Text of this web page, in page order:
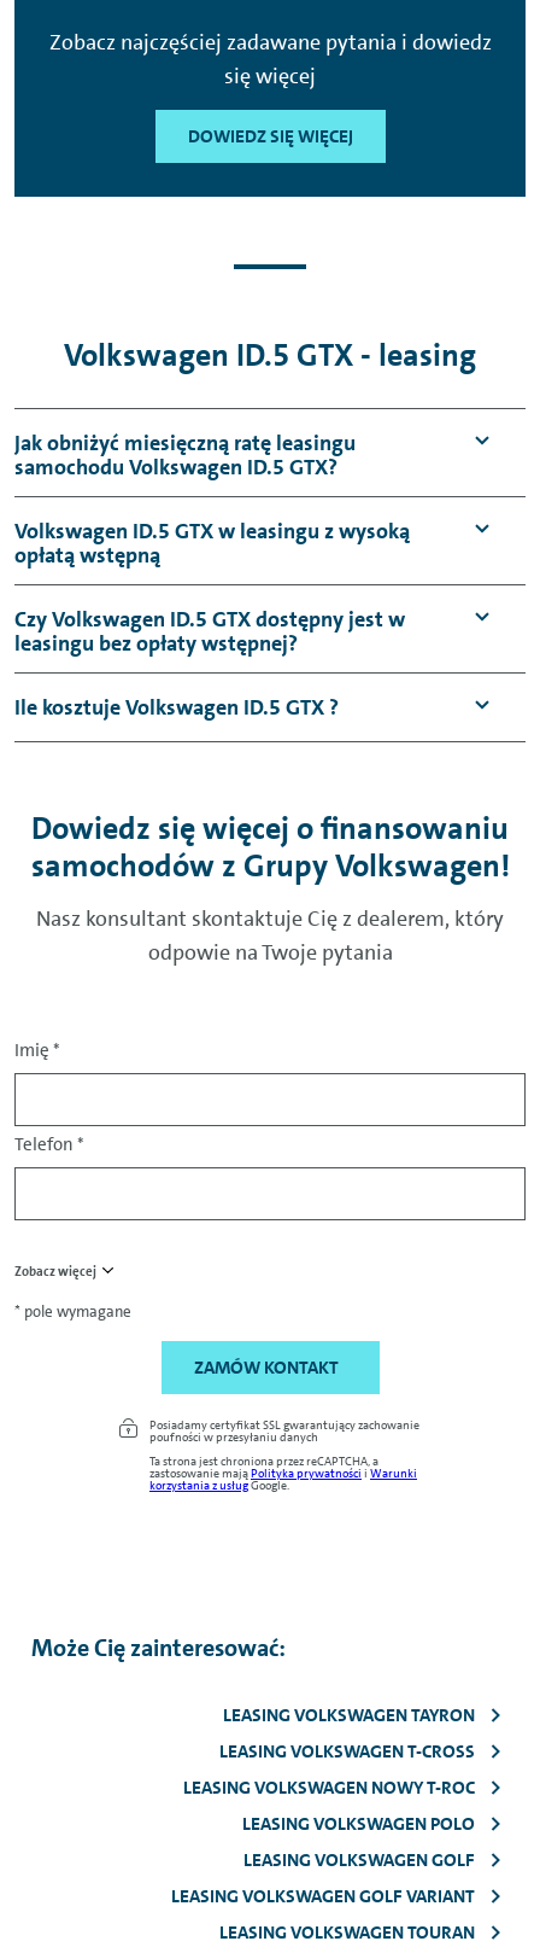
Zobacz najczęściej zadawane pytania i dowiedz
się więcej
DOWIEDZ SIĘ WIĘCEJ
Volkswagen ID.5 GTX - leasing
Jak obniżyć miesięczną ratę leasingu
samochodu Volkswagen ID.5 GTX?
Volkswagen ID.5 GTX w leasingu z wysoką
opłatą wstępną
Czy Volkswagen ID.5 GTX dostępny jest w
leasingu bez opłaty wstępnej?
Ile kosztuje Volkswagen ID.5 GTX ?
Dowiedz się więcej o finansowaniu
samochodów z Grupy Volkswagen!
Nasz konsultant skontaktuje Cię z dealerem, który
odpowie na Twoje pytania
Imię *
Telefon *
Zobacz więcej
* pole wymagane
ZAMÓW KONTAKT
Posiadamy certyfikat SSL gwarantujący zachowanie
poufności w przesyłaniu danych
Ta strona jest chroniona przez reCAPTCHA, a
zastosowanie mająPolityka prywatności i Warunki
korzystania z usługGoogle.
Może Cię zainteresować:
LEASING VOLKSWAGEN TAYRON
LEASING VOLKSWAGEN T-CROSS
LEASING VOLKSWAGEN NOWY T-ROC
LEASING VOLKSWAGEN POLO
LEASING VOLKSWAGEN GOLF
LEASING VOLKSWAGEN GOLF VARIANT
LEASING VOLKSWAGEN TOURAN